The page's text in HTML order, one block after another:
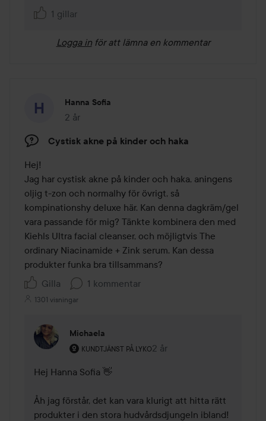
1 gillar
Logga in för att lämna en kommentar
Hanna Sofia
2 år
Inlägget skapades 2 år
Cystisk akne på kinder och haka
Hej!
Jag har cystisk akne på kinder och haka, aningens
oljig t-zon och normalhy för övrigt, så
kompinationshy deluxe här. Kan denna dagkräm/gel
vara passande för mig? Tänkte kombinera den med
Kiehls Ultra facial cleanser, och möjligtvis The
ordinary Niacinamide + Zink serum. Kan dessa
produkter funka bra tillsammans?
Gilla
1 kommentar
1301 visningar
Michaela
KUNDTJÄNST PÅ LYKO
Användarens roll: Kundtjänst på Lyko.
2 år
Kommentaren lades 2 år
Hej Hanna Sofia 👋
Åh jag förstår, det kan vara klurigt att hitta rätt
produkter i den stora hudvårdsdjungeln ibland!